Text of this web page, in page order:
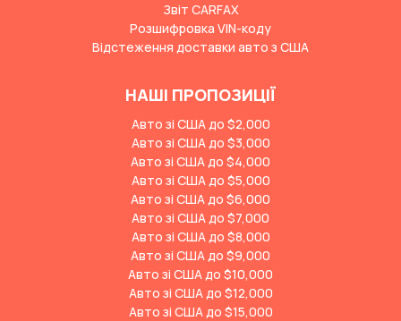
Звіт CARFAX
Розшифровка VIN-коду
Відстеження доставки авто з США
НАШІ ПРОПОЗИЦІЇ
Авто зі США до $2,000
Авто зі США до $3,000
Авто зі США до $4,000
Авто зі США до $5,000
Авто зі США до $6,000
Авто зі США до $7,000
Авто зі США до $8,000
Авто зі США до $9,000
Авто зі США до $10,000
Авто зі США до $12,000
Авто зі США до $15,000